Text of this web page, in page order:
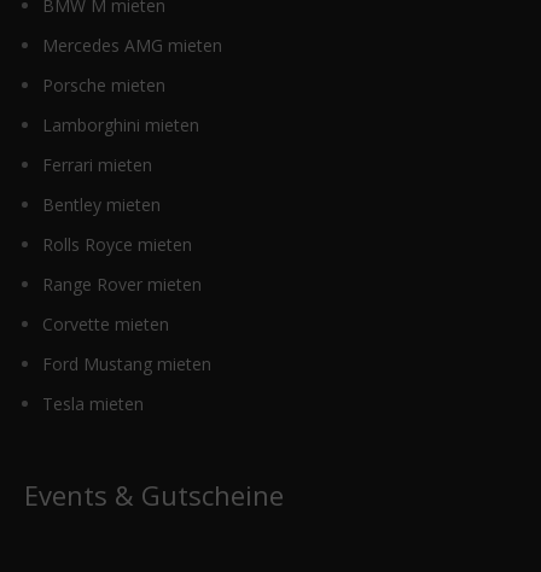
BMW M mieten
Mercedes AMG mieten
Porsche mieten
Lamborghini mieten
Ferrari mieten
Bentley mieten
Rolls Royce mieten
Range Rover mieten
Corvette mieten
Ford Mustang mieten
Tesla mieten
Events & Gutscheine